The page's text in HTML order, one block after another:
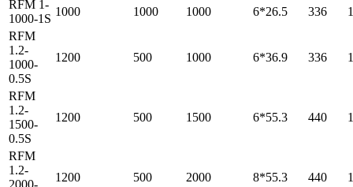
RFM 1-
1000-1S
1000 1000 1000 6*26.5 336
RFM
1.2-
1000-
0.5S
1200 500 1000 6*36.9 336
RFM
1.2-
1500-
0.5S
1200 500 1500 6*55.3 440
RFM
1.2-
2000-
1200 500 2000 8*55.3 440